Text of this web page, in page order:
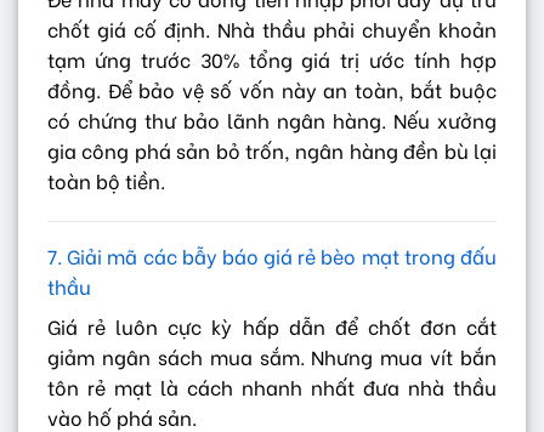
chốt giá cố định. Nhà thầu phải chuyển khoản
tạm ứng trước 30% tổng giá trị ước tính hợp
đồng. Để bảo vệ số vốn này an toàn, bắt buộc
có chứng thư bảo lãnh ngân hàng. Nếu xưởng
gia công phá sản bỏ trốn, ngân hàng đền bù lại
toàn bộ tiền.
7. Giải mã các bẫy báo giá rẻ bèo mạt trong đấu
thầu
Giá rẻ luôn cực kỳ hấp dẫn để chốt đơn cắt
giảm ngân sách mua sắm. Nhưng mua vít bắn
tôn rẻ mạt là cách nhanh nhất đưa nhà thầu
vào hố phá sản.